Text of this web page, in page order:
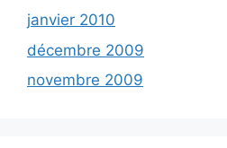
janvier 2010
décembre 2009
novembre 2009